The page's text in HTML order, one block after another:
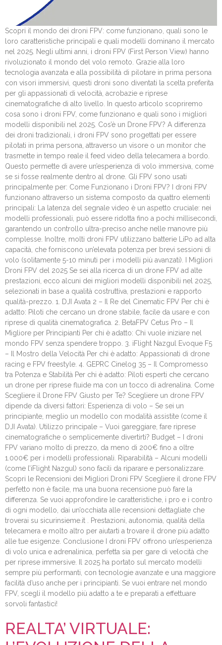
Scopri il mondo dei droni FPV: come funzionano, quali sono le
loro caratteristiche principali e quali modelli dominano il mercato
nel 2025. Negli ultimi anni, i droni FPV (First Person View) hanno
rivoluzionato il mondo del volo remoto. Grazie alla loro
tecnologia avanzata e alla possibilità di pilotare in prima persona
con visori immersivi, questi droni sono diventati la scelta preferita
per gli appassionati di velocità, acrobazie e riprese
cinematografiche di alto livello. In questo articolo scopriremo
cosa sono i droni FPV, come funzionano e quali sono i migliori
modelli disponibili nel 2025. Cos’è un Drone FPV? A differenza
dei droni tradizionali, i droni FPV sono progettati per essere
pilotati in prima persona, attraverso un visore o un monitor che
trasmette in tempo reale il feed video della telecamera a bordo.
Questo permette di avere un’esperienza di volo immersiva, come
se si fosse realmente dentro al drone. Gli FPV sono usati
principalmente per: Come Funzionano i Droni FPV? I droni FPV
funzionano attraverso un sistema composto da quattro elementi
principali: La latenza del segnale video è un aspetto cruciale: nei
modelli professionali, può essere ridotta fino a pochi millisecondi,
garantendo un controllo ultra-preciso anche nelle manovre più
complesse. Inoltre, molti droni FPV utilizzano batterie LiPo ad alta
capacità, che forniscono un’elevata potenza per brevi sessioni di
volo (solitamente 5-10 minuti per i modelli più avanzati). I Migliori
Droni FPV del 2025 Se sei alla ricerca di un drone FPV ad alte
prestazioni, ecco alcuni dei migliori modelli disponibili nel 2025,
selezionati in base a qualità costruttiva, prestazioni e rapporto
qualità-prezzo. 1. DJI Avata 2 – Il Re del Cinematic FPV Per chi è
adatto: Piloti che cercano un drone stabile, facile da usare e con
riprese di qualità cinematografica. 2. BetaFPV Cetus Pro – Il
Migliore per Principianti Per chi è adatto: Chi vuole iniziare nel
mondo FPV senza spendere troppo. 3. iFlight Nazgul Evoque F5
– Il Mostro della Velocità Per chi è adatto: Appassionati di drone
racing e FPV freestyle. 4. GEPRC Cinelog 35 – Il Compromesso
tra Potenza e Stabilità Per chi è adatto: Piloti esperti che cercano
un drone per riprese fluide ma con un tocco di adrenalina. Come
Scegliere il Drone FPV Giusto per Te? Scegliere un drone FPV
dipende da diversi fattori: Esperienza di volo – Se sei un
principiante, meglio un modello con modalità assistite (come il
DJI Avata). Utilizzo principale – Vuoi gareggiare, fare riprese
cinematografiche o semplicemente divertirti? Budget – I droni
FPV variano molto di prezzo, da meno di 200€ fino a oltre
1.000€ per i modelli professionali. Riparabilità – Alcuni modelli
(come l’iFlight Nazgul) sono facili da riparare e personalizzare.
Scopri le Recensioni dei Migliori Droni FPV Scegliere il drone FPV
perfetto non è facile, ma una buona recensione può fare la
differenza. Se vuoi approfondire le caratteristiche, i pro e i contro
di ogni modello, dai un’occhiata alle recensioni dettagliate che
troverai su sicurinsieme.it . Prestazioni, autonomia, qualità della
telecamera e molto altro per aiutarti a trovare il drone più adatto
alle tue esigenze. Conclusione I droni FPV offrono un’esperienza
di volo unica e adrenalinica, perfetta sia per gare di velocità che
per riprese immersive. Il 2025 ha portato sul mercato modelli
sempre più performanti, con tecnologie avanzate e una maggiore
facilità d’uso anche per i principianti. Se vuoi entrare nel mondo
FPV, scegli il modello più adatto a te e preparati a effettuare
sorvoli fantastici!
REALTA’ VIRTUALE: